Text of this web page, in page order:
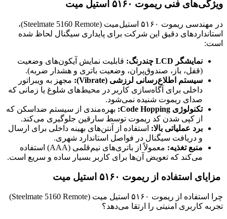
ویژگی‌های فنی ریموت ۵۱۶۰ استیل‌ میت
در مهندسی ریموت ۵۱۶۰ استیل‌میت (Steelmate 5160 Remote)،
استانداردهای دقیق این شرکت برای پایداری سیگنال لحاظ شده
است:
نمایشگر LCD چندرنگ:
قابلیت نمایش آیکون‌های وضعیت
(قفل، باز، صندوق‌پران، وضعیت باتری و هشدار ضربه).
سیستم اطلاع‌رسانی لرزشی (Vibrate):
مجهز به ویبراتور
داخلی برای آگاه‌سازی کاربر در محیط‌های شلوغ یا زمانی که
صدای ریموت شنیده نمی‌شود.
تکنولوژی Code Hopping:
بهره‌مندی از سیستم ضداسکن که
از کپی شدن کد ریموت توسط سارقین جلوگیری می‌کند.
برد عملیاتی بالا: استفاده از آنتن‌های بهینه داخلی برای ارسال
و دریافت سیگنال در فواصل استاندارد شهری.
منبع تغذیه:
معمولاً از باتری‌های نیم‌قلمی (AAA) استفاده
می‌کند که تعویض آن‌ها برای کاربر بسیار ساده و سریع است.
مزایای استفاده از ریموت ۵۱۶۰ استیل‌ میت
چرا استفاده از ریموت ۵۱۶۰ استیل‌ میت (Steelmate 5160 Remote)
تجربه کاربری امنیتی را ارتقا می‌دهد؟